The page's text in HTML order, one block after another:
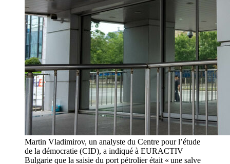
Martin Vladimirov, un analyste du Centre pour l’étude
de la démocratie (CID), a indiqué à EURACTIV
Bulgarie que la saisie du port pétrolier était « une salve